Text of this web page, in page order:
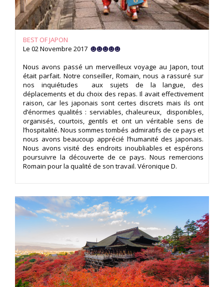
BEST OF JAPON
Le 02 Novembre 2017
Nous avons passé un merveilleux voyage au Japon, tout
était parfait. Notre conseiller, Romain, nous a rassuré sur
nos inquiétudes aux sujets de la langue, des
déplacements et du choix des repas. Il avait effectivement
raison, car les japonais sont certes discrets mais ils ont
d’énormes qualités : serviables, chaleureux, disponibles,
organisés, courtois, gentils et ont un véritable sens de
l’hospitalité. Nous sommes tombés admiratifs de ce pays et
nous avons beaucoup apprécié l’humanité des japonais.
Nous avons visité des endroits inoubliables et espérons
poursuivre la découverte de ce pays. Nous remercions
Romain pour la qualité de son travail. Véronique D.